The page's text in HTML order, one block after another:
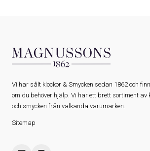
Vi har sålt klockor & Smycken sedan 1862 och
om du behöver hjälp. Vi har ett brett sortiment av
och smycken från välkända varumärken.
Sitemap